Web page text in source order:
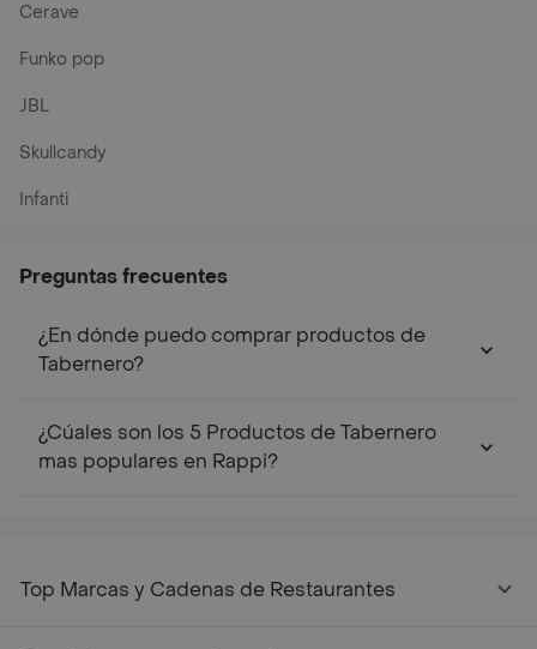
Cerave
Funko pop
JBL
Skullcandy
Infanti
Preguntas frecuentes
¿En dónde puedo comprar productos de
Tabernero?
¿Cúales son los 5 Productos de Tabernero
mas populares en Rappi?
Top Marcas y Cadenas de Restaurantes